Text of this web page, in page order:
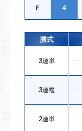
Ｆ 4
勝式
3連単
3連複
2連単